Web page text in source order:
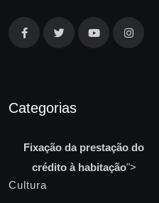
Categorias
Fixação da prestação do
crédito à habitação">
Cultura